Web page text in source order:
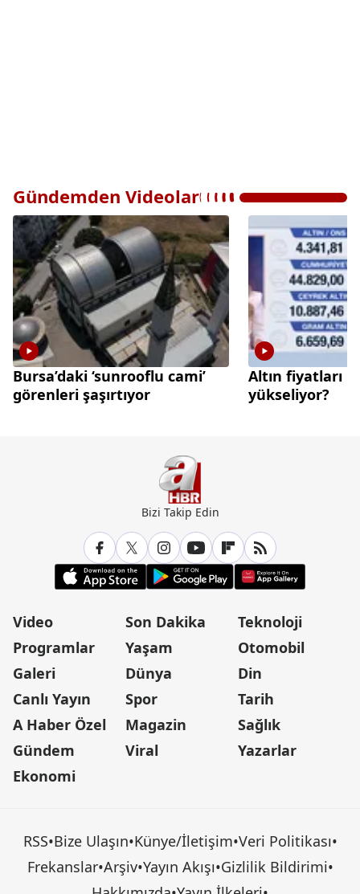
Gündemden Videolar
Bursa’daki ‘sunrooflu cami’
görenleri şaşırtıyor
Altın fiyatları
yükseliyor?
Bizi Takip Edin
Video
Programlar
Galeri
Canlı Yayın
A Haber Özel
Gündem
Ekonomi
Son Dakika
Yaşam
Dünya
Spor
Magazin
Viral
Teknoloji
Otomobil
Din
Tarih
Sağlık
Yazarlar
RSS•Bize Ulaşın•Künye/İletişim•Veri Politikası•
Frekanslar•Arşiv•Yayın Akışı•Gizlilik Bildirimi•